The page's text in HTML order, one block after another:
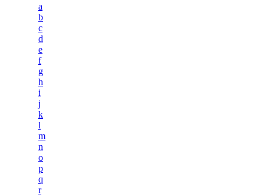
a
b
c
d
e
f
g
h
i
j
k
l
m
n
o
p
q
r